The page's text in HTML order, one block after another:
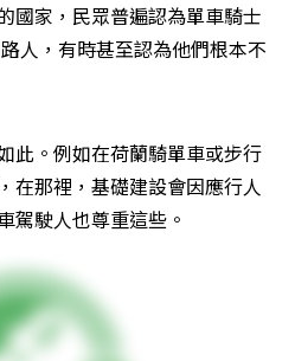
國家，民眾普遍認為單車騎士
人，有時甚至認為他們根本不
此。例如在荷蘭騎單車或步行
在那裡，基礎建設會因應行人
駕駛人也尊重這些。